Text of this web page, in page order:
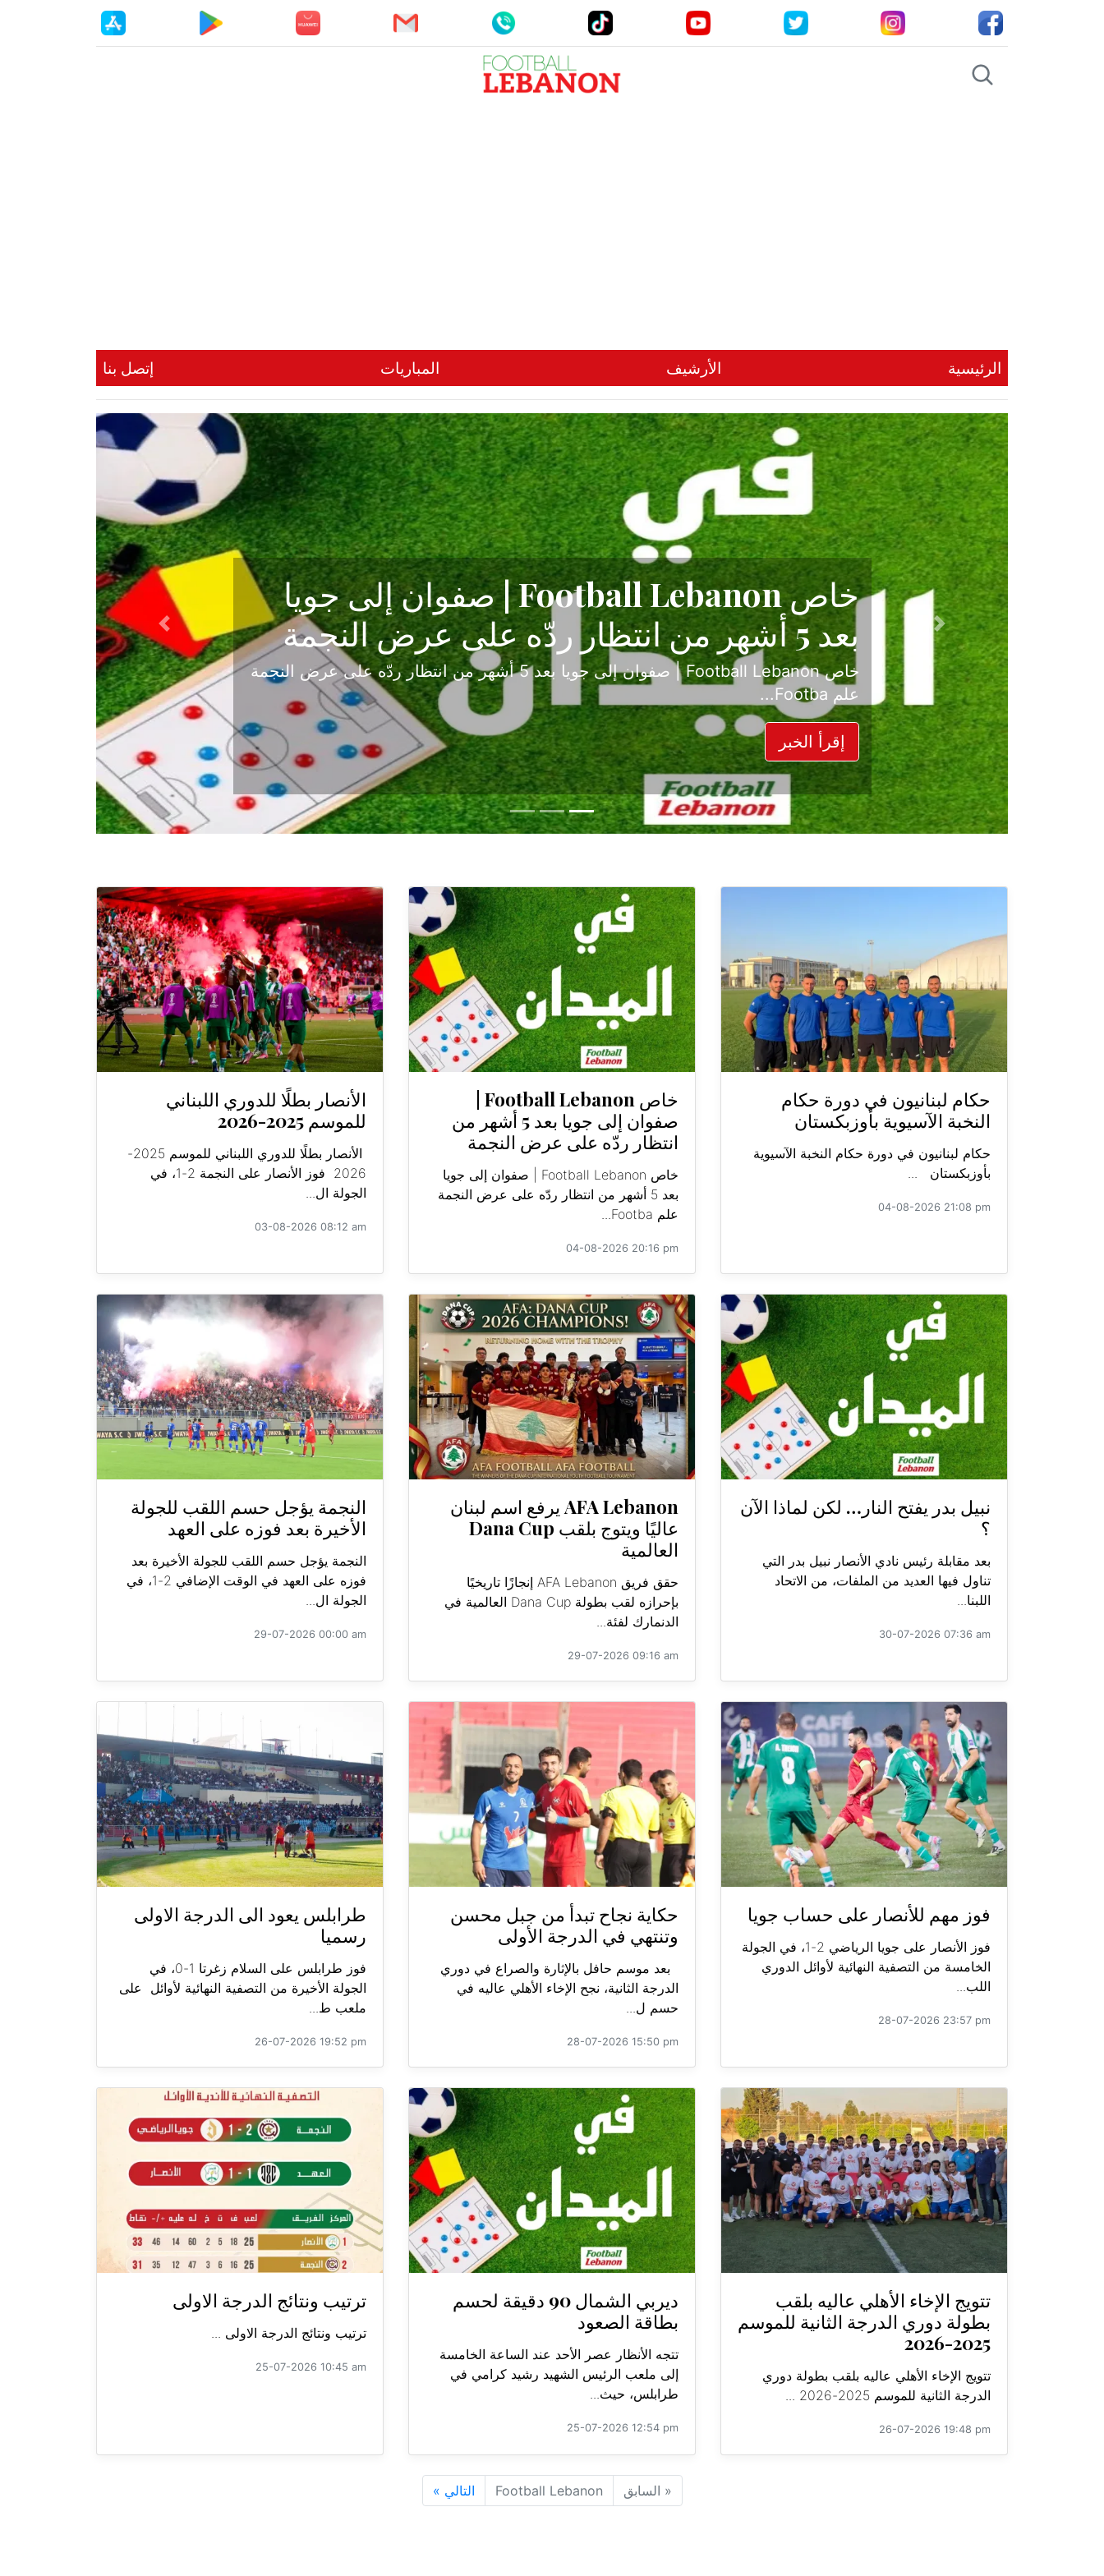
الرئيسية الأرشيف المباريات إتصل بنا
حكاية نجاح تبدأ من جبل محسن وتنتهي في
الدرجة الأولى
بعد موسم حافل بالإثارة والصراع في دوري الدرجة الثانية، نجح الإخاء الأهلي عاليه في
حسم ل...
إقرأ الخبر
Previous
Next
حكام لبنانيون في دورة حكام
النخبة الآسيوية بأوزبكستان
حكام لبنانيون في دورة حكام النخبة الآسيوية
بأوزبكستان ...
04-08-2026 21:08 pm
صفوان إلى جويا بعد 5 أشهر من
انتظار ردّه على عرض النجمة
خاص Football Lebanon | صفوان إلى جويا
بعد 5 أشهر من انتظار ردّه على عرض النجمة
علم Footba...
04-08-2026 20:16 pm
الأنصار بطلًا للدوري اللبناني
للموسم 2025-2026
الأنصار بطلًا للدوري اللبناني للموسم 2025-
2026 فوز الأنصار على النجمة 2-1، في
الجولة ال...
03-08-2026 08:12 am
نبيل بدر يفتح النار… لكن لماذا الآن
؟
بعد مقابلة رئيس نادي الأنصار نبيل بدر التي
تناول فيها العديد من الملفات، من الاتحاد
اللبنا...
30-07-2026 07:36 am
AFA Lebanon يرفع اسم لبنان
عاليًا ويتوج بلقب Dana Cup
العالمية
حقق فريق AFA Lebanon إنجازًا تاريخيًا
بإحرازه لقب بطولة Dana Cup العالمية في
الدنمارك لفئة...
29-07-2026 09:16 am
النجمة يؤجل حسم اللقب للجولة
الأخيرة بعد فوزه على العهد
النجمة يؤجل حسم اللقب للجولة الأخيرة بعد
فوزه على العهد في الوقت الإضافي 2-1، في
الجولة ال...
29-07-2026 00:00 am
فوز مهم للأنصار على حساب جويا
فوز الأنصار على جويا الرياضي 2-1، في الجولة
الخامسة من التصفية النهائية لأوائل الدوري
اللب...
28-07-2026 23:57 pm
حكاية نجاح تبدأ من جبل محسن
وتنتهي في الدرجة الأولى
بعد موسم حافل بالإثارة والصراع في دوري
الدرجة الثانية، نجح الإخاء الأهلي عاليه في
حسم ل...
28-07-2026 15:50 pm
طرابلس يعود الى الدرجة الاولى
رسميا
فوز طرابلس على السلام زغرتا 1-0، في
الجولة الأخيرة من التصفية النهائية لأوائل على
ملعب ط...
26-07-2026 19:52 pm
تتويج الإخاء الأهلي عاليه بلقب
بطولة دوري الدرجة الثانية للموسم
2025-2026
تتويج الإخاء الأهلي عاليه بلقب بطولة دوري
الدرجة الثانية للموسم 2025-2026 ...
26-07-2026 19:48 pm
ديربي الشمال 90 دقيقة لحسم
بطاقة الصعود
تتجه الأنظار عصر الأحد عند الساعة الخامسة
إلى ملعب الرئيس الشهيد رشيد كرامي في
طرابلس، حيث...
25-07-2026 12:54 pm
ترتيب ونتائج الدرجة الاولى
ترتيب ونتائج الدرجة الاولى ...
25-07-2026 10:45 am
« السابق Football Lebanon التالي »